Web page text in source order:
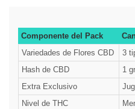
Componente del Pack
Variedades de Flores CBD
3
Hash de CBD
1
Extra Exclusivo
Nivel de THC